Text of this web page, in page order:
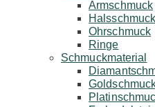
Armschmuck
Halsschmuck
Ohrschmuck
Ringe
Schmuckmaterial